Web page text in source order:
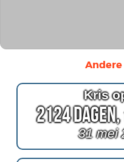
Kris
2124 Dagen,
31 mei